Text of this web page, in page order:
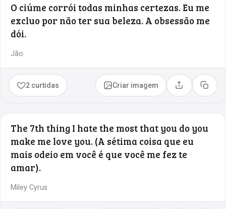
O ciúme corrói todas minhas certezas. Eu me
excluo por não ter sua beleza. A obsessão me
dói.
Jão
2 curtidas Criar imagem Compartilhar
Copiar
The 7th thing I hate the most that you do you
make me love you. (A sétima coisa que eu
mais odeio em você é que você me fez te
amar).
Miley Cyrus